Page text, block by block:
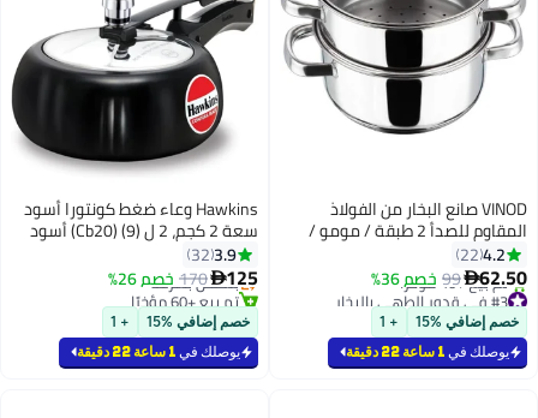
VINOD صانع البخار من الفولاذ
المقاوم للصدأ 2 طبقة / مومو /
موداك مع غطاء زجاجي ومقابض
مثبتة
4.2
22
62.50
99 خصم 36% #3 في قدور الطهي بالبخار
بتخلّص بسرعة
تم بيع +40 مؤخرًا
#3 في قدور الطهي بالبخار
خصم إضافي %15 + 1
يوصلك في 1 ساعة 22 دقيقة
Hawkins وعاء ضغط كونتورا أسود
سعة 2 كجم، 2 ل (Cb20) (9) أسود
3.9
32
125
170خصم 26%بتخلّص بسرعة
تم بيع +60 مؤخرًا
بتخلّص بسرعة
خصم إضافي %15 + 1
يوصلك في 1 ساعة 22 دقيقة